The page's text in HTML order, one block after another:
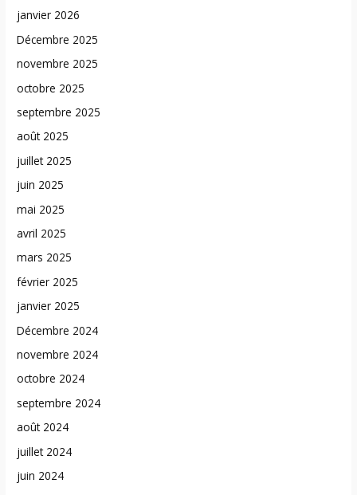
janvier 2026
Décembre 2025
novembre 2025
octobre 2025
septembre 2025
août 2025
juillet 2025
juin 2025
mai 2025
avril 2025
mars 2025
février 2025
janvier 2025
Décembre 2024
novembre 2024
octobre 2024
septembre 2024
août 2024
juillet 2024
juin 2024